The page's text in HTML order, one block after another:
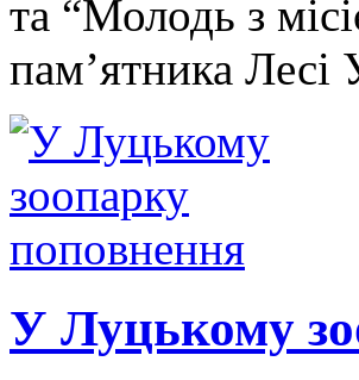
та “Молодь з
пам’ятника
У Луцькому